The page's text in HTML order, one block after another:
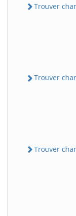
Trouver
Trouver
Trouver